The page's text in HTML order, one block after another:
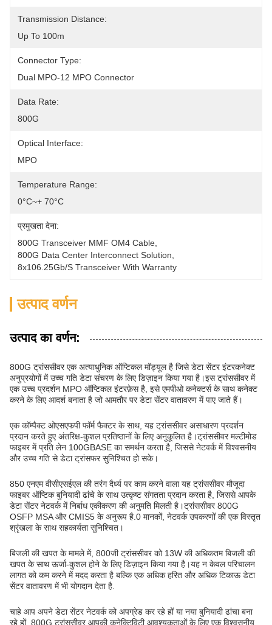
Transmission Distance:
Up To 100m
Connector Type:
Dual MPO-12 MPO Connector
Data Rate:
800G
Optical Interface:
MPO
Temperature Range:
0°C~+ 70°C
प्रमुखता देना:
800G Transceiver MMF OM4 Cable
800G Data Center Interconnect Solution
8x106.25Gb/s Transceiver With Warranty
उत्पाद वर्णन
उत्पाद का वर्णन:
800G ट्रांससीवर एक अत्याधुनिक ऑप्टिकल मॉड्यूल है जिसे डेटा सेंटर इंटरकनेक्ट
अनुप्रयोगों में उच्च गति डेटा संचरण के लिए डिज़ाइन किया गया है।इस ट्रांससीवर में
एक उच्च प्रदर्शन MPO ऑप्टिकल इंटरफ़ेस है, इसे एमपीओ कनेक्टर्स के साथ कनेक्ट
करने के लिए आदर्श बनाता है जो आमतौर पर डेटा सेंटर वातावरण में पाए जाते हैं।
एक कॉम्पैक्ट ओएसएफपी फॉर्म फैक्टर के साथ, यह ट्रांससीवर असाधारण प्रदर्शन
प्रदान करते हुए अंतरिक्ष-कुशल प्रतिष्ठानों के लिए अनुकूलित है।ट्रांससीवर मल्टीमोड
फाइबर में प्रति लेन 100GBASE का समर्थन करता है, जिससे नेटवर्क में विश्वसनीय
और उच्च गति से डेटा ट्रांसफर सुनिश्चित हो सके।
850 एनएम वीसीएसईएल की तरंग दैर्ध्य पर काम करने वाला यह ट्रांससीवर मौजूदा
फाइबर ऑप्टिक बुनियादी ढांचे के साथ उत्कृष्ट संगतता प्रदान करता है, जिससे आपके
डेटा सेंटर नेटवर्क में निर्बाध एकीकरण की अनुमति मिलती है।ट्रांससीवर 800G
OSFP MSA और CMIS5 के अनुरूप है.0 मानकों, नेटवर्क उपकरणों की एक विस्तृत
श्रृंखला के साथ सहकार्यता सुनिश्चित।
बिजली की खपत के मामले में, 800जी ट्रांससीवर को 13W की अधिकतम बिजली की
खपत के साथ ऊर्जा-कुशल होने के लिए डिज़ाइन किया गया है।यह न केवल परिचालन
लागत को कम करने में मदद करता है बल्कि एक अधिक हरित और अधिक टिकाऊ डेटा
सेंटर वातावरण में भी योगदान देता है.
चाहे आप अपने डेटा सेंटर नेटवर्क को अपग्रेड कर रहे हों या नया बुनियादी ढांचा बना
रहे हों, 800G ट्रांससीवर आपकी कनेक्टिविटी आवश्यकताओं के लिए एक विश्वसनीय